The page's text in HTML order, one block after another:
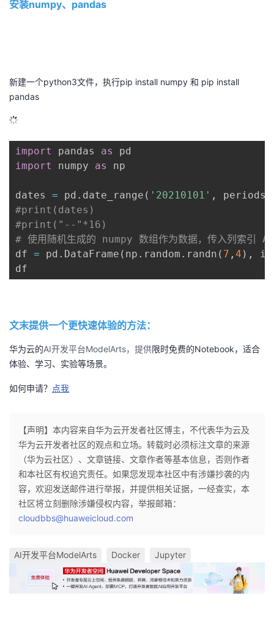
安装numpy、pandas
新建一个python3文件，执行pip install numpy 和 pip install
pandas
import pandas as
import
numpy as np
dates = pd . date_range ( '20210101' , periods
#print(dates)
#print("--"*16)
# 使用随机生成的 numpy 数组作为数据，传入列索引
df = pd . DataFrame ( np . random . randn ( 7 , 4 ) ,
df
文末提供一个更快速体验的方法：
华为云的AI开发平台ModelArts，提供限时免费的Notebook，适合
体验、学习、实验等场景。
如何申请？ 点我
【声明】本内容来自华为云开发者社区博主，不代表华为云及
华为云开发者社区的观点和立场。转载时必须标注文章的来源
（华为云社区）、文章链接、文章作者等基本信息，否则作者
和本社区有权追究责任。如果您发现本社区中有涉嫌抄袭的内
容，欢迎发送邮件进行举报，并提供相关证据，一经查实，本
社区将立刻删除涉嫌侵权内容，举报邮箱：
cloudbbs@huaweicloud.com
AI开发平台ModelArts Docker Jupyter